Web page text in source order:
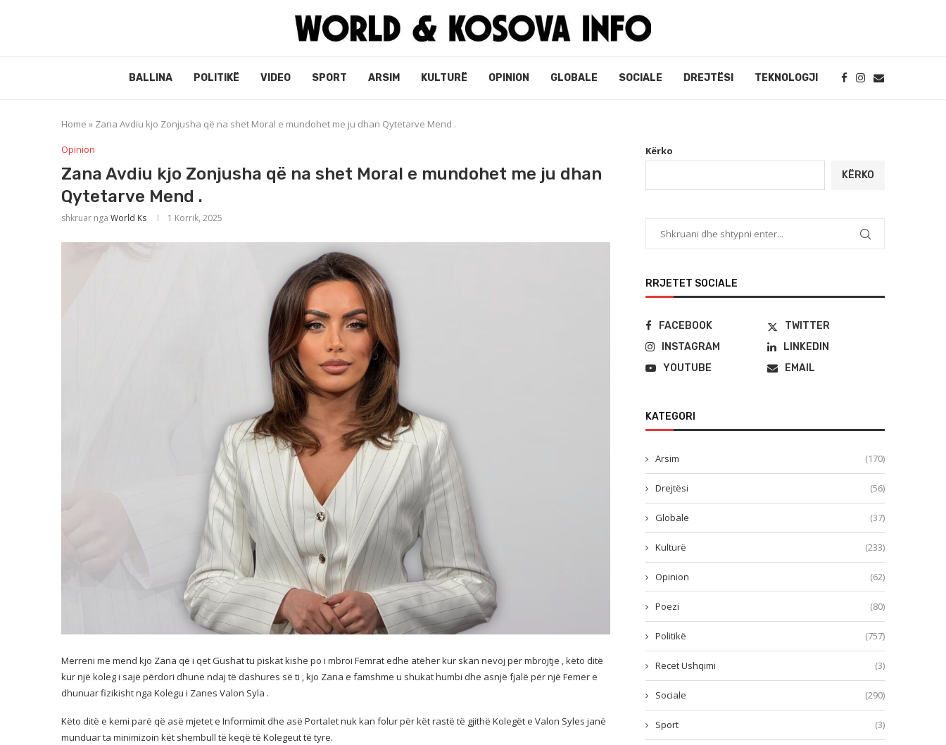
BALLINA POLITIKË VIDEO SPORT ARSIM KULTURË OPINION GLOBALE SOCIALE DREJTËSI TEKNOLOGJI
Home » Zana Avdiu kjo Zonjusha që na shet Moral e mundohet me ju dhan Qytetarve Mend .
Opinion
Zana Avdiu kjo Zonjusha që na shet Moral e mundohet me ju dhan
Qytetarve Mend .
shkruar nga World Ks 1 Korrik, 2025
Merreni me mend kjo Zana që i qet Gushat tu piskat kishe po i mbroi Femrat edhe atëher kur skan nevoj për mbrojtje , këto ditë
kur një koleg i sajë përdori dhunë ndaj të dashures së ti , kjo Zana e famshme u shukat humbi dhe asnjë fjalë për një Femer e
dhunuar fizikisht nga Kolegu i Zanes Valon Syla .
Këto ditë e kemi parë që asë mjetet e Informimit dhe asë Portalet nuk kan folur për kët rastë të gjithë Kolegët e Valon Syles janë
munduar ta minimizoin kët shembull të keqë të Kolegeut të tyre.
Kërko
KËRKO
RRJETET SOCIALE
FACEBOOK
TWITTER
INSTAGRAM
LINKEDIN
YOUTUBE
EMAIL
KATEGORI
Arsim (170)
Drejtësi (56)
Globale (37)
Kulturë (233)
Opinion (62)
Poezi (80)
Politikë (757)
Recet Ushqimi (3)
Sociale (290)
Sport (3)